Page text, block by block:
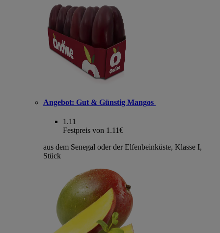
Angebot: Gut & Günstig Mangos
1.11
Festpreis von 1.11€
aus dem Senegal oder der Elfenbeinküste, Klasse I,
Stück